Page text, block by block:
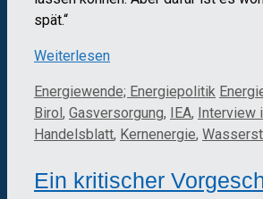
spät.“
Weiterlesen
Kategorien
Energiewende; Energiepolitik
Birol , Gasversorgung, IEA, Interview
Handelsblatt, Kernenergie,
Ein kritischer